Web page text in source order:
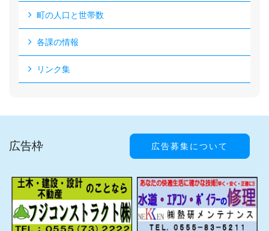
町の人口と世帯数
各課の情報
リンク集
広告枠 広告募集について